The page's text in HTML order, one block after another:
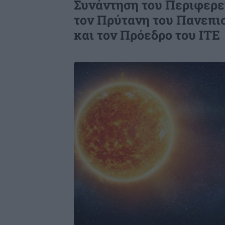
Συνάντηση του
τον Πρύτανη του
και τον Πρόεδρο του ΙΤΕ